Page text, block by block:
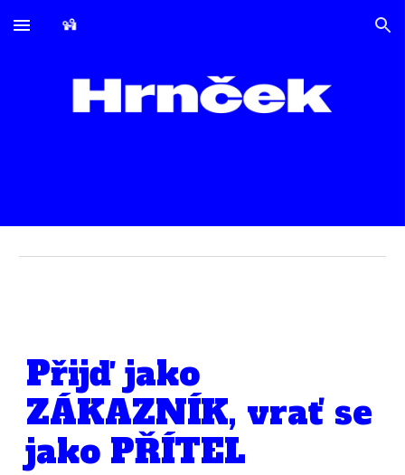
Skip to main content Skip to navigation
Přijď jako
ZÁKAZNÍK, vrať se
jako PŘÍTEL